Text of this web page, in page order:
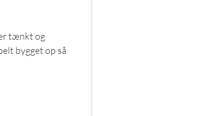
tænkt og
bygget op så